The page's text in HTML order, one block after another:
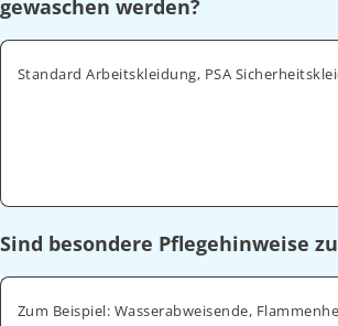
gewaschen werden?
Sind besondere Pflegehinweise